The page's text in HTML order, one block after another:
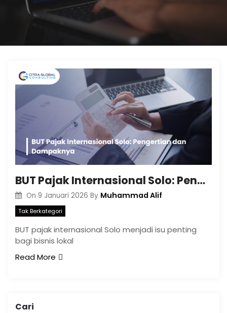
BUT Pajak Internasional Solo: Pengertian dan Dampaknya
On 9 Januari 2026 By Muhammad Alif
Tak Berkategori
BUT pajak internasional Solo menjadi isu penting
bagi bisnis lokal
Read More
Cari